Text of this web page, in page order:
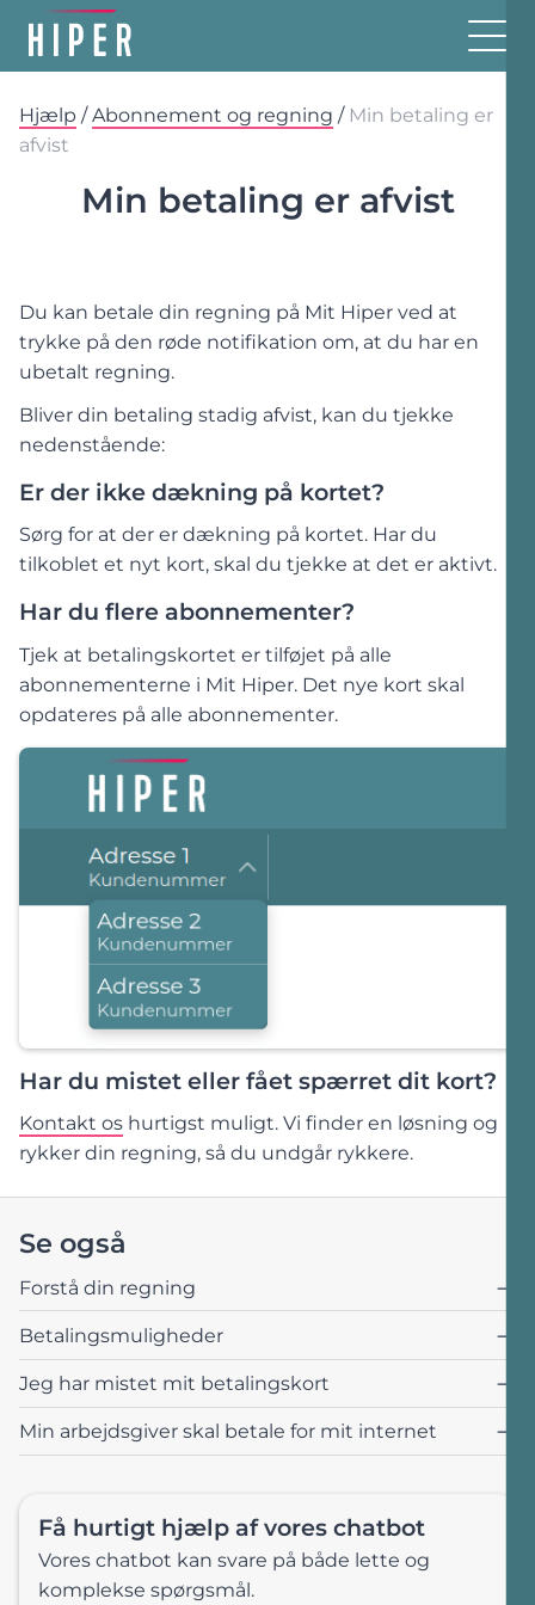
Hjælp /Abonnement og regning / Min betaling er
afvist
Min betaling er afvist
Du kan betale din regning på Mit Hiper ved at
trykke på den røde notifikation om, at du har en
ubetalt regning.
Bliver din betaling stadig afvist, kan du tjekke
nedenstående:
Er der ikke dækning på kortet?
Sørg for at der er dækning på kortet. Har du
tilkoblet et nyt kort, skal du tjekke at det er aktivt.
Har du flere abonnementer?
Tjek at betalingskortet er tilføjet på alle
abonnementerne i Mit Hiper. Det nye kort skal
opdateres på alle abonnementer.
Har du mistet eller fået spærret dit kort?
Kontakt os hurtigst muligt. Vi finder en løsning og
rykker din regning, så du undgår rykkere.
Se også
Forstå din regning
Betalingsmuligheder
Jeg har mistet mit betalingskort
Min arbejdsgiver skal betale for mit internet
Få hurtigt hjælp af vores chatbot
Vores chatbot kan svare på både lette og
komplekse spørgsmål.